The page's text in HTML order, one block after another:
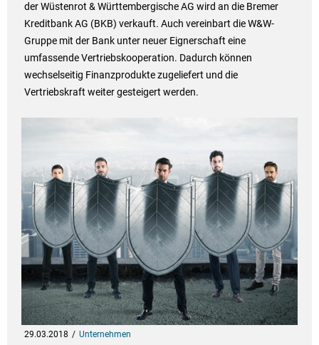
der Wüstenrot & Württembergische AG wird an die Bremer
Kreditbank AG (BKB) verkauft. Auch vereinbart die W&W-
Gruppe mit der Bank unter neuer Eignerschaft eine
umfassende Vertriebskooperation. Dadurch können
wechselseitig Finanzprodukte zugeliefert und die
Vertriebskraft weiter gesteigert werden.
29.03.2018 Unternehmen